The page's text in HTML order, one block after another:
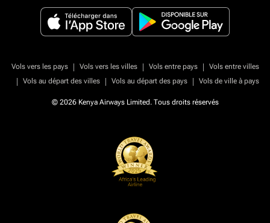
Vols vers les pays | Vols vers les villes | Vols entre pays |
Vols entre villes
|
Vols au départ des villes | Vols au départ des pays | Vols de ville à pays
© 2026 Kenya Airways Limited. Tous droits réservés